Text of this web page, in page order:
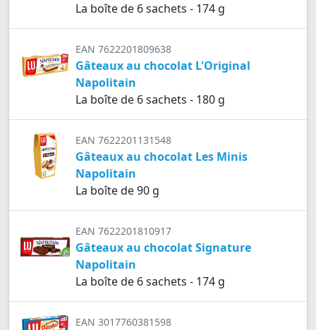
La boîte de 6 sachets - 174 g
EAN 7622201809638
Gâteaux au chocolat L'Original
Napolitain
La boîte de 6 sachets - 180 g
EAN 7622201131548
Gâteaux au chocolat Les Minis
Napolitain
La boîte de 90 g
EAN 7622201810917
Gâteaux au chocolat Signature
Napolitain
La boîte de 6 sachets - 174 g
EAN 3017760381598